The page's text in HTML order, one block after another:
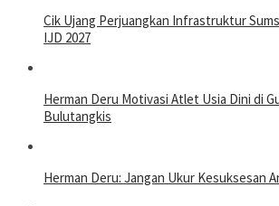
Cik Ujang Perjuangkan Infrastruktur
IJD 2027
Herman Deru Motivasi Atlet Usia Dini di
Bulutangkis
Herman Deru: Jangan Ukur Kesuksesan